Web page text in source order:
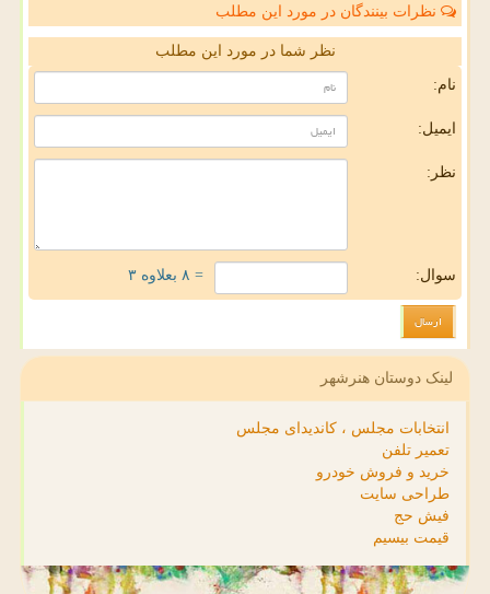
نظرات بینندگان در مورد این مطلب
نظر شما در مورد این مطلب
نام:
ایمیل:
نظر:
سوال: = ۸ بعلاوه ۳
لینک دوستان هنرشهر
انتخابات مجلس ، کاندیدای مجلس
تعمیر تلفن
خرید و فروش خودرو
طراحی سایت
فیش حج
قیمت بیسیم